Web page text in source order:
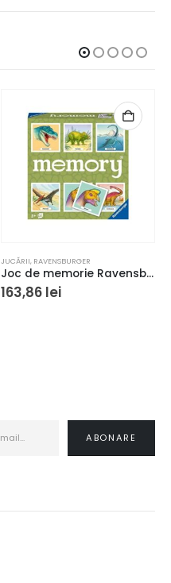
JUCĂRII, RAVENSBURGER
Joc de memorie Ravensburger Memory Dinozauri
163,86 lei